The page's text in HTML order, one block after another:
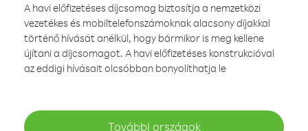
A havi előfizetéses díjcsomag biztosítja a nemzetközi
vezetékes és mobiltelefonszámoknak alacsony díjakkal
történő hívását anélkül, hogy bármikor is meg kellene
újítani a díjcsomagot. A havi előfizetéses konstrukcióval
az eddigi hívásait olcsóbban bonyolíthatja le
További országok